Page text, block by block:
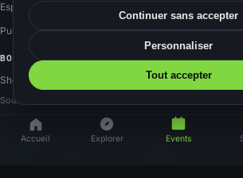
Espace membre
Publier un event
BOUTIQUE
Shop Amazon
Soutenez le site via nos liens Amazon, sans surcoût.
© 2026 Airsoftnation
Accueil Explorer Events
Continuer sans accepter
Personnaliser
Tout accepter